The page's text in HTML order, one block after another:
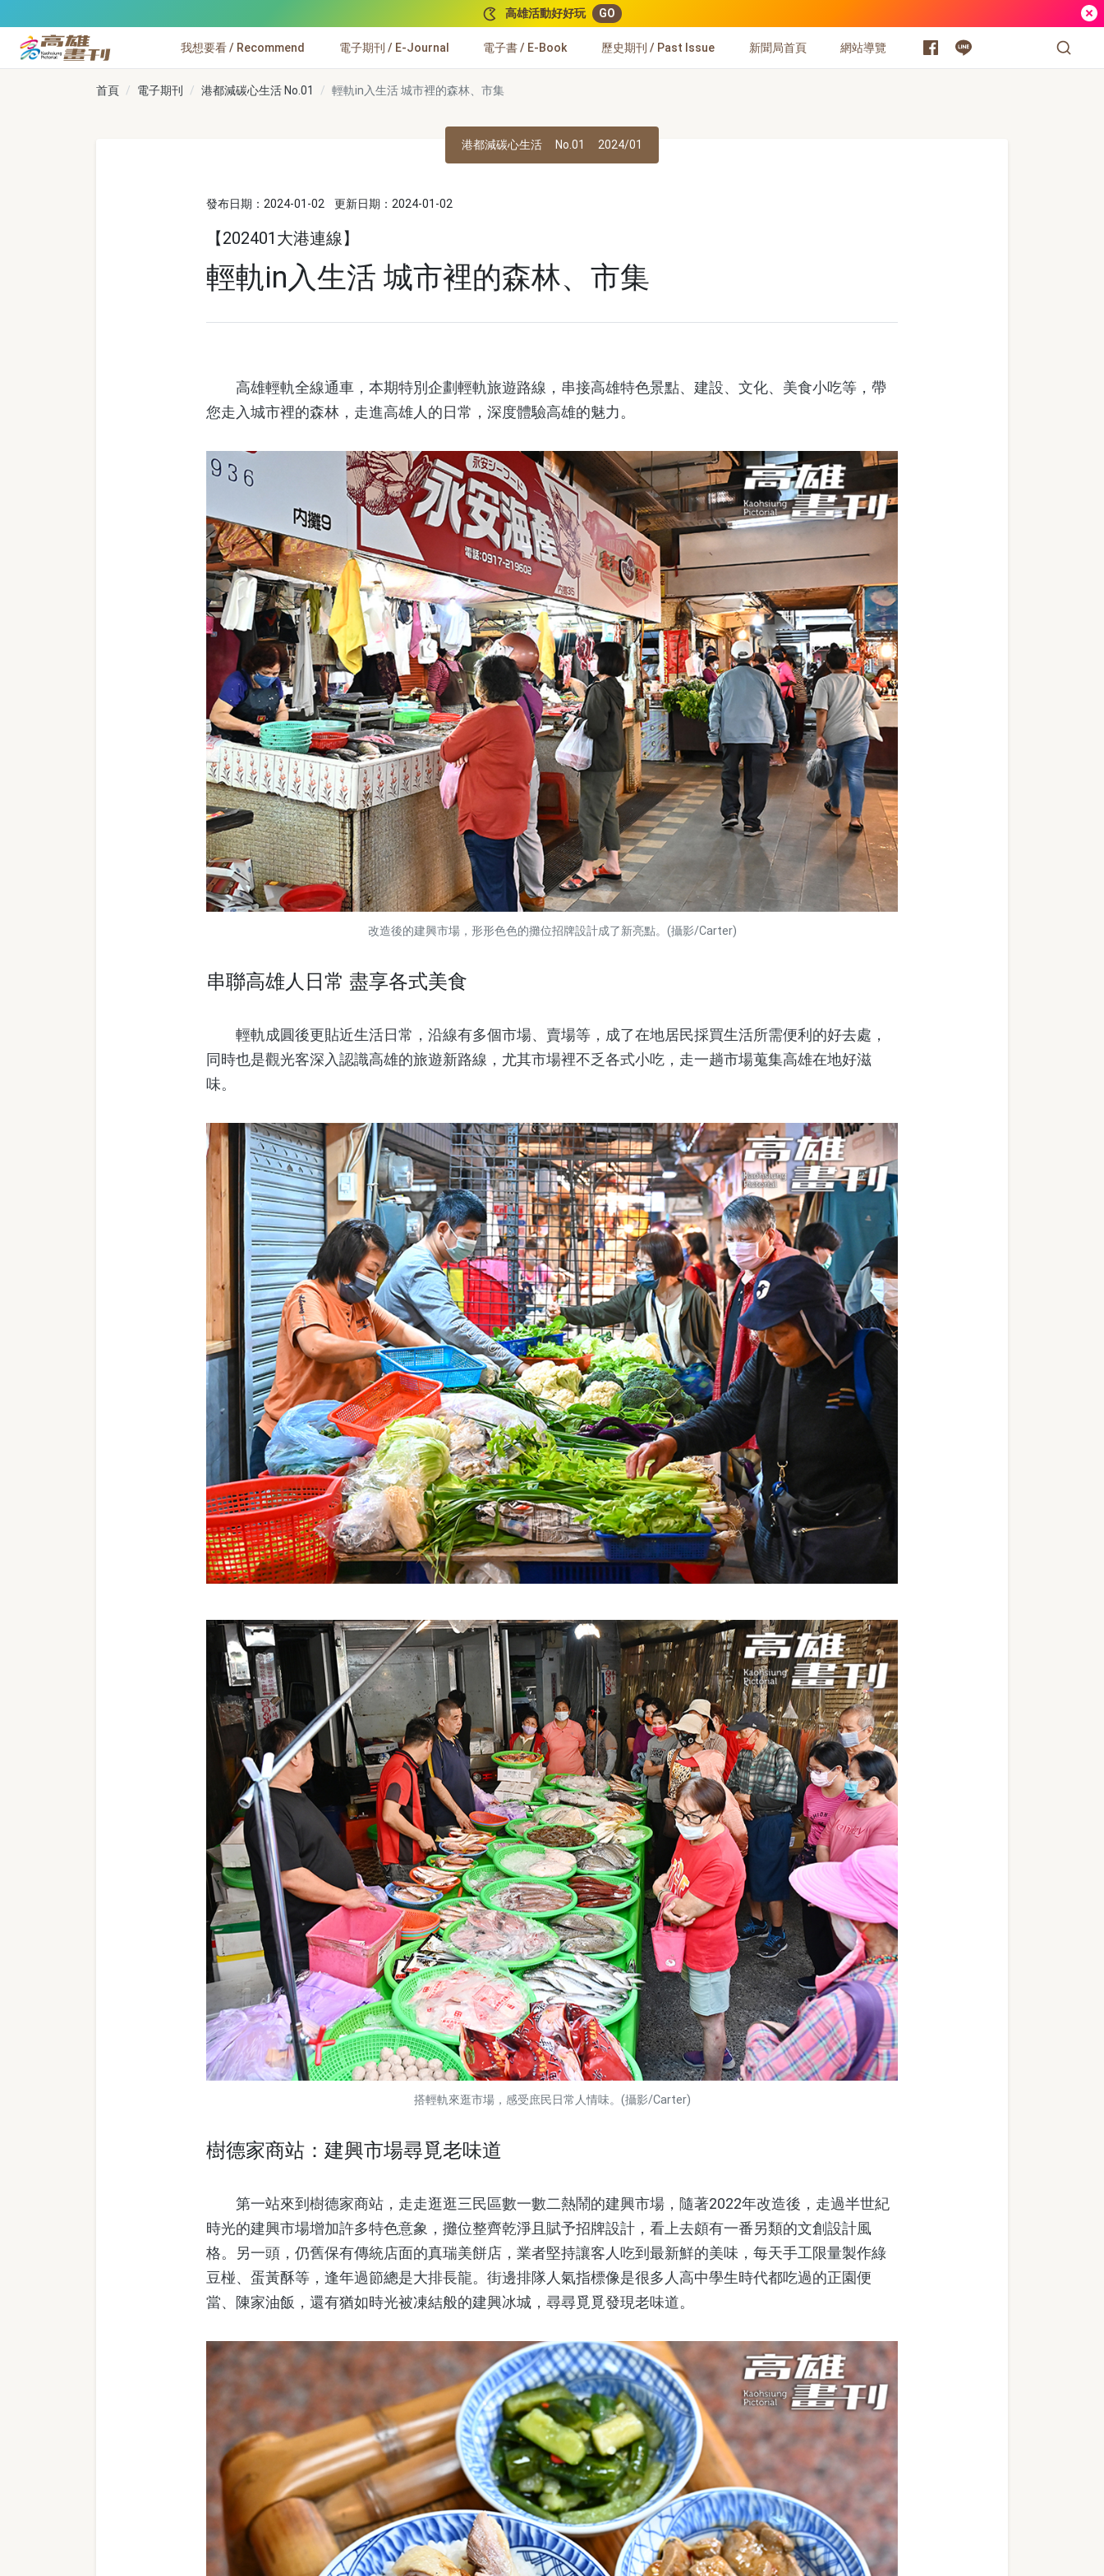
高雄活動好好玩 GO
高雄畫刊
我想要看 / Recommend 電子期刊 / E-Journal 電子書 / E-Book 歷史期刊 / Past Issue 新聞局首頁 網站導覽
首頁 電子期刊 港都減碳心生活 No.01 輕軌in入生活 城市裡的森林、市集
港都減碳心生活 No.01 2024/01
發布日期：2024-01-02 更新日期：2024-01-02
【202401大港連線】
輕軌in入生活 城市裡的森林、市集
高雄輕軌全線通車，本期特別企劃輕軌旅遊路線，串接高雄特色景點、建設、文化、美食小吃等，帶
您走入城市裡的森林，走進高雄人的日常，深度體驗高雄的魅力。
改造後的建興市場，形形色色的攤位招牌設計成了新亮點。(攝影/Carter)
串聯高雄人日常 盡享各式美食
輕軌成圓後更貼近生活日常，沿線有多個市場、賣場等，成了在地居民採買生活所需便利的好去處，
同時也是觀光客深入認識高雄的旅遊新路線，尤其市場裡不乏各式小吃，走一趟市場蒐集高雄在地好滋
味。
搭輕軌來逛市場，感受庶民日常人情味。(攝影/Carter)
樹德家商站：建興市場尋覓老味道
第一站來到樹德家商站，走走逛逛三民區數一數二熱鬧的建興市場，隨著2022年改造後，走過半世紀
時光的建興市場增加許多特色意象，攤位整齊乾淨且賦予招牌設計，看上去頗有一番另類的文創設計風
格。另一頭，仍舊保有傳統店面的真瑞美餅店，業者堅持讓客人吃到最新鮮的美味，每天手工限量製作綠
豆椪、蛋黃酥等，逢年過節總是大排長龍。街邊排隊人氣指標像是很多人高中學生時代都吃過的正園便
當、陳家油飯，還有猶如時光被凍結般的建興冰城，尋尋覓覓發現老味道。